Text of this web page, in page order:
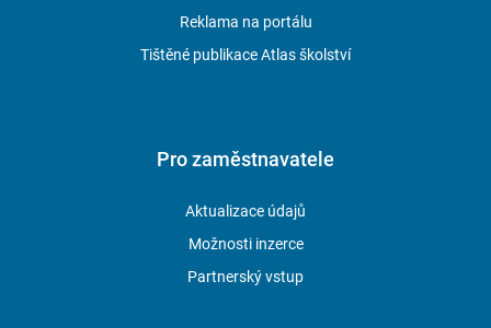
Reklama na portálu
Tištěné publikace Atlas školství
Pro zaměstnavatele
Aktualizace údajů
Možnosti inzerce
Partnerský vstup